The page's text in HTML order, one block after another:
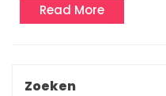
Read MoreRead
More
Zoeken